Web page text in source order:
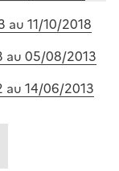
11/10/2018
au 05/08/2013
au 14/06/2013